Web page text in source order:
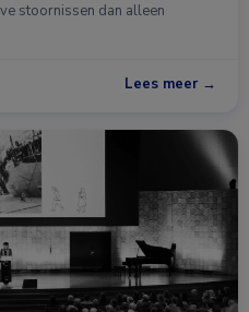
stoornissen dan alleen
Lees meer →